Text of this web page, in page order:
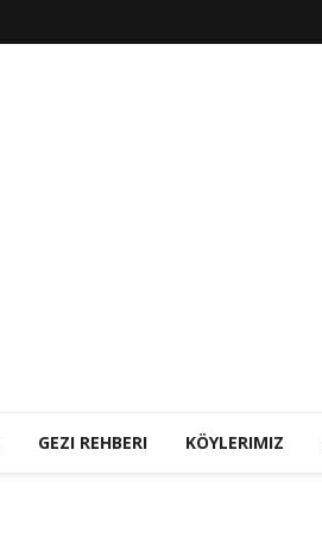
GEZI REHBERI KÖYLERIMIZ